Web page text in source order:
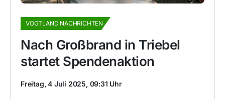
VOGTLAND NACHRICHTEN
Nach Großbrand in Triebel
startet Spendenaktion
Freitag, 4 Juli 2025, 09:31 Uhr